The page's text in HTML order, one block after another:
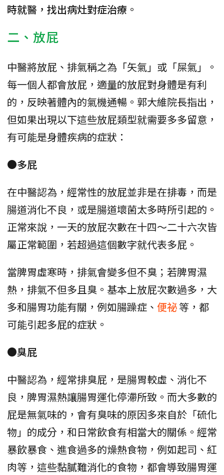
時就醫，找出病灶對症治療 。
二、放屁
中醫將放屁、排氣稱之為「矢氣」或「屎氣」。
每一個人都會放屁，適量的放屁對身體是有利
的，反映著體內的氣機通暢。郭大維院長指出，
但如果出現以下這些放屁類型就需要多多留意，
有可能是身體疾病的症狀：
●多屁
在中醫認為，經常性的放屁並非是在排毒，而是
腸道消化不良，或是腸道壞菌太多時所引起的。
正常來說，一天的放屁次數在十四～二十六次皆
屬正常範圍，若超過這個數字就代表多屁。
當脾胃虛寒時，排氣會變多但不臭；若脾胃濕
熱，排氣不但多且臭。基本上放屁次數過多，大
多和腸胃功能有關，例如腸躁症、 便祕等，都
可能引起多屁的症狀。
●臭屁
中醫認為，經常排臭屁，是腸胃較虛、消化不
良，脾胃濕熱讓腸胃運化停滯所致。而大多數的
屁是無氣味的，會有臭味的原因多來自於「硫化
物」的成分，和日常飲食有相當大的關係。經常
暴飲暴食、進食過多的燥熱食物，例如起司、紅
肉等，這些黏膩難消化的食物，都會導致腸胃運